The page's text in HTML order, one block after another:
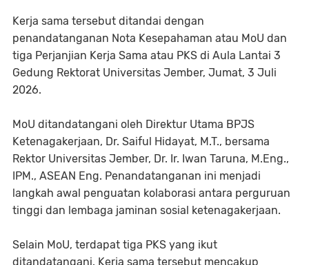
Kerja sama tersebut ditandai dengan
penandatanganan Nota Kesepahaman atau MoU dan
tiga Perjanjian Kerja Sama atau PKS di Aula Lantai 3
Gedung Rektorat Universitas Jember, Jumat, 3 Juli
2026.
MoU ditandatangani oleh Direktur Utama BPJS
Ketenagakerjaan, Dr. Saiful Hidayat, M.T., bersama
Rektor Universitas Jember, Dr. Ir. Iwan Taruna, M.Eng.,
IPM., ASEAN Eng. Penandatanganan ini menjadi
langkah awal penguatan kolaborasi antara perguruan
tinggi dan lembaga jaminan sosial ketenagakerjaan.
Selain MoU, terdapat tiga PKS yang ikut
ditandatangani. Kerja sama tersebut mencakup